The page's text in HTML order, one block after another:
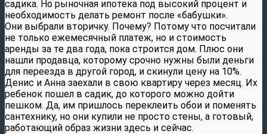
садика. Но рыночная ипотека под высокий процент и
необходимость делать ремонт после «бабушки».
Они выбрали вторичку. Почему? Потому что посчитали
не только ежемесячный платеж, но и стоимость
аренды за те два года, пока строится дом. Плюс они
нашли продавца, которому срочно нужны были деньги
для переезда в другой город, и скинули цену на 10%.
Денис и Анна заехали в свою квартиру через месяц. Их
ребенок пошел в садик, до которого можно дойти
пешком. Да, им пришлось переклеить обои и поменять
сантехнику, но они купили не просто стены, а готовый,
работающий образ жизни здесь и сейчас.